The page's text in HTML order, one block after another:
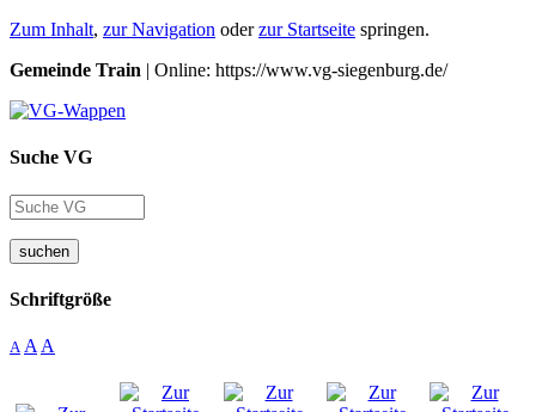
Zum Inhalt, zur Navigation oderzur Startseite springen.
Gemeinde Train | Online: https://www.vg-siegenburg.de/
Suche VG
suchen
Schriftgröße
A A A